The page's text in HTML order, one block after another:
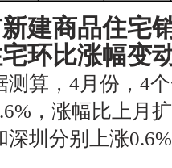
建商品住宅
环比涨幅变
测算，4月份，4
，涨幅比上月
圳分别上涨